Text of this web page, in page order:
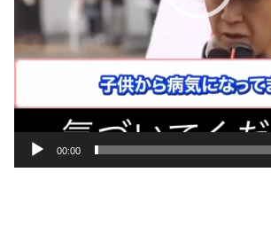
00:00